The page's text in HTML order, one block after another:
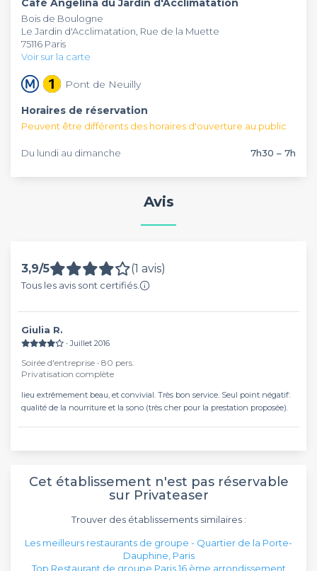
Bois de Boulogne
Le Jardin d'Acclimatation, Rue de la Muette
75116 Paris
Voir sur la carte
Pont de Neuilly
Horaires de réservation
Peuvent être différents des horaires d'ouverture au public
Du lundi au dimanche 7h30 – 7h
Avis
3,9/5 (1 avis)
Tous les avis sont certifiés.
Giulia R.
∙ Juillet 2016
Soirée d'entreprise ∙ 80 pers.
Privatisation complète
lieu extrêmement beau, et convivial. Très bon service. Seul point négatif:
qualité de la nourriture et la sono (très cher pour la prestation proposée).
Cet établissement n'est pas réservable
sur Privateaser
Trouver des établissements similaires :
Les meilleurs restaurants de groupe - Quartier de la Porte-
Dauphine, Paris
Top Restaurant de groupe Paris 16 ème arrondissement